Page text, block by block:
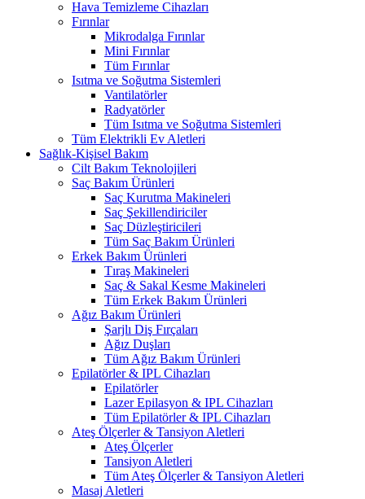
Hava Temizleme Cihazları
Fırınlar
Mikrodalga Fırınlar
Mini Fırınlar
Tüm Fırınlar
Isıtma ve Soğutma Sistemleri
Vantilatörler
Radyatörler
Tüm Isıtma ve Soğutma Sistemleri
Tüm Elektrikli Ev Aletleri
Sağlık-Kişisel Bakım
Cilt Bakım Teknolojileri
Saç Bakım Ürünleri
Saç Kurutma Makineleri
Saç Şekillendiriciler
Saç Düzleştiricileri
Tüm Saç Bakım Ürünleri
Erkek Bakım Ürünleri
Tıraş Makineleri
Saç & Sakal Kesme Makineleri
Tüm Erkek Bakım Ürünleri
Ağız Bakım Ürünleri
Şarjlı Diş Fırçaları
Ağız Duşları
Tüm Ağız Bakım Ürünleri
Epilatörler & IPL Cihazları
Epilatörler
Lazer Epilasyon & IPL Cihazları
Tüm Epilatörler & IPL Cihazları
Ateş Ölçerler & Tansiyon Aletleri
Ateş Ölçerler
Tansiyon Aletleri
Tüm Ateş Ölçerler & Tansiyon Aletleri
Masaj Aletleri